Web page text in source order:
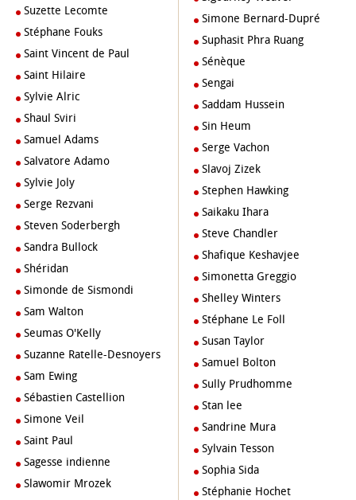
Suzette Lecomte
Stéphane Fouks
Saint Vincent de Paul
Saint Hilaire
Sylvie Alric
Shaul Sviri
Samuel Adams
Salvatore Adamo
Sylvie Joly
Serge Rezvani
Steven Soderbergh
Sandra Bullock
Shéridan
Simonde de Sismondi
Sam Walton
Seumas O'Kelly
Suzanne Ratelle-Desnoyers
Sam Ewing
Sébastien Castellion
Simone Veil
Saint Paul
Sagesse indienne
Slawomir Mrozek
Simone Bernard-Dupré
Suphasit Phra Ruang
Sénèque
Sengai
Saddam Hussein
Sin Heum
Serge Vachon
Slavoj Zizek
Stephen Hawking
Saikaku Ihara
Steve Chandler
Shafique Keshavjee
Simonetta Greggio
Shelley Winters
Stéphane Le Foll
Susan Taylor
Samuel Bolton
Sully Prudhomme
stan lee
Sandrine Mura
Sylvain Tesson
Sophia Sida
Stéphanie Hochet